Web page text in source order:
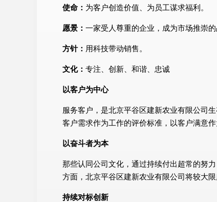
使命： 为客户创造价值、为员工谋求福利。
愿景： 一家受人尊重的企业，成为市场推崇的
方针： 用科技带动销售。
文化： 专注、创新、和谐、忠诚
以客户为中心
服务客户，是北京平谷区建新农业有限公司
客户需求作为工作的评价标准，以客户满意
以奋斗者为本
那些认同公司文化，通过持续付出超常的努
方面，北京平谷区建新农业有限公司将较大
持续对标创新